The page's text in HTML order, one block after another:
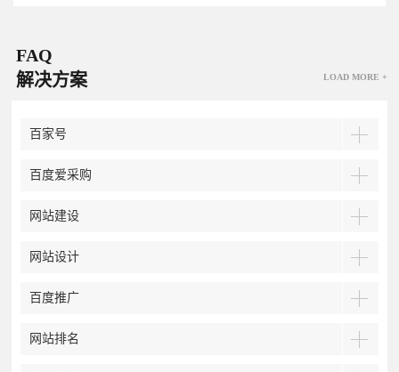
FAQ
解决方案
LOAD MORE +
百家号
百度爱采购
网站建设
网站设计
百度推广
网站排名